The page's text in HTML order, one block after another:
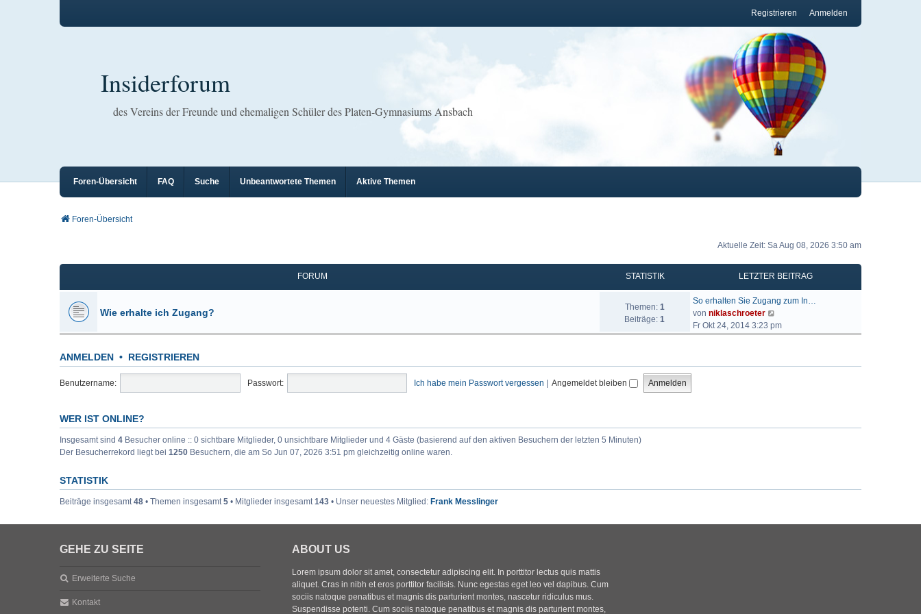
Anmelden
Registrieren
Insiderforum
des Vereins der Freunde und ehemaligen Schüler des Platen-Gymnasiums Ansbach
Foren-Übersicht FAQ Suche Unbeantwortete Themen Aktive Themen
Foren-Übersicht
Aktuelle Zeit: Sa Aug 08, 2026 3:50 am
FORUM STATISTIK LETZTER BEITRAG
Wie erhalte ich Zugang? Themen: 1
Beiträge: 1
So erhalten Sie Zugang zum In…
von niklaschroeter
e
u
Fr Okt 24, 2014 3:23 pm
ANMELDEN • REGISTRIEREN
Benutzername: Passwort: Ich habe mein Passwort vergessen Angemeldet bleiben
WER IST ONLINE?
Insgesamt sind 4 Besucher online :: 0 sichtbare Mitglieder, 0 unsichtbare Mitglieder und 4 Gäste (basierend auf den aktiven Besuchern der letzten 5 Minuten)
Der Besucherrekord liegt bei 1250 Besuchern, die am So Jun 07, 2026 3:51 pm gleichzeitig online waren.
STATISTIK
Beiträge insgesamt48 • Themen insgesamt5 • Mitglieder insgesamt143 • Unser neuestes Mitglied: Frank Messlinger
GEHE ZU SEITE
Erweiterte Suche
Kontakt
ABOUT US
Lorem ipsum dolor sit amet, consectetur adipiscing elit. In porttitor lectus quis mattis
aliquet. Cras in nibh et eros porttitor facilisis. Nunc egestas eget leo vel dapibus. Cum
sociis natoque penatibus et magnis dis parturient montes, nascetur ridiculus mus.
Suspendisse potenti. Cum sociis natoque penatibus et magnis dis parturient montes,